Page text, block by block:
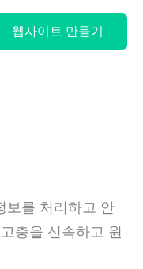
웹사이트 만들기
보를 처리하고 안
충을 신속하고 원